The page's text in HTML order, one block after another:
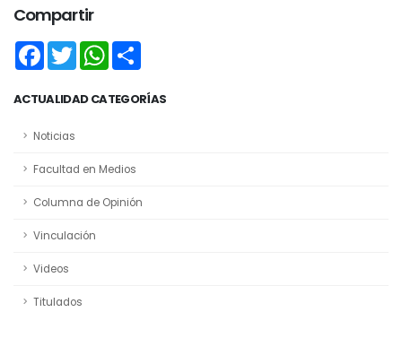
Compartir
Facebook
TwitterWhatsApp
ACTUALIDAD CATEGORÍAS
Noticias
Facultad en Medios
Columna de Opinión
Vinculación
Videos
Titulados